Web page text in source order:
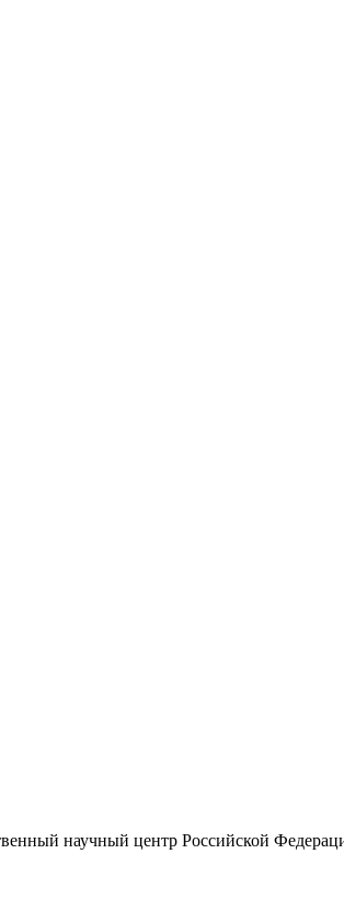
научный центр Российской